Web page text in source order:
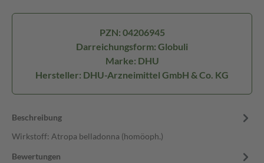
PZN: 04206945
Darreichungsform: Globuli
Marke: DHU
Hersteller: DHU-Arzneimittel GmbH & Co. KG
Beschreibung
Wirkstoff: Atropa belladonna (homöoph.)
Bewertungen